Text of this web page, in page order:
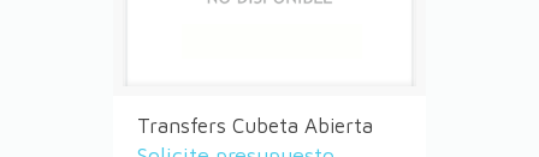
Transfers Cubeta Abierta